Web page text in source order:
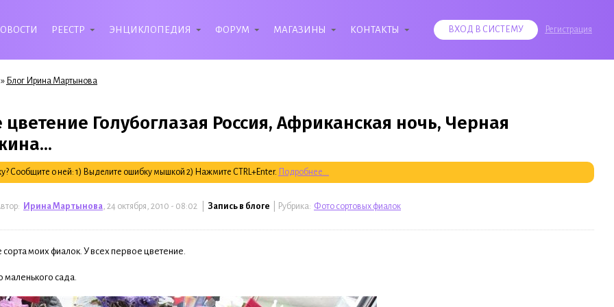
РЕЕСТР ЭНЦИКЛОПЕДИЯ ФОРУМ МАГАЗИНЫ КОНТАКТЫ ВХОД В СИСТЕМУ Регистрация
» Блог Ирина Мартынова
Голубоглазая Россия, Африканская ночь, Черная
Сообщите о ней: 1) Выделите ошибку мышкой 2) Нажмите CTRL+Enter. Подробнее...
Ирина Мартынова , 24 октября, 2010 - 08:02 | Запись в блоге | Рубрика: Фото сортовых фиалок
моих фиалок. У всех первое цветение.
маленького сада.